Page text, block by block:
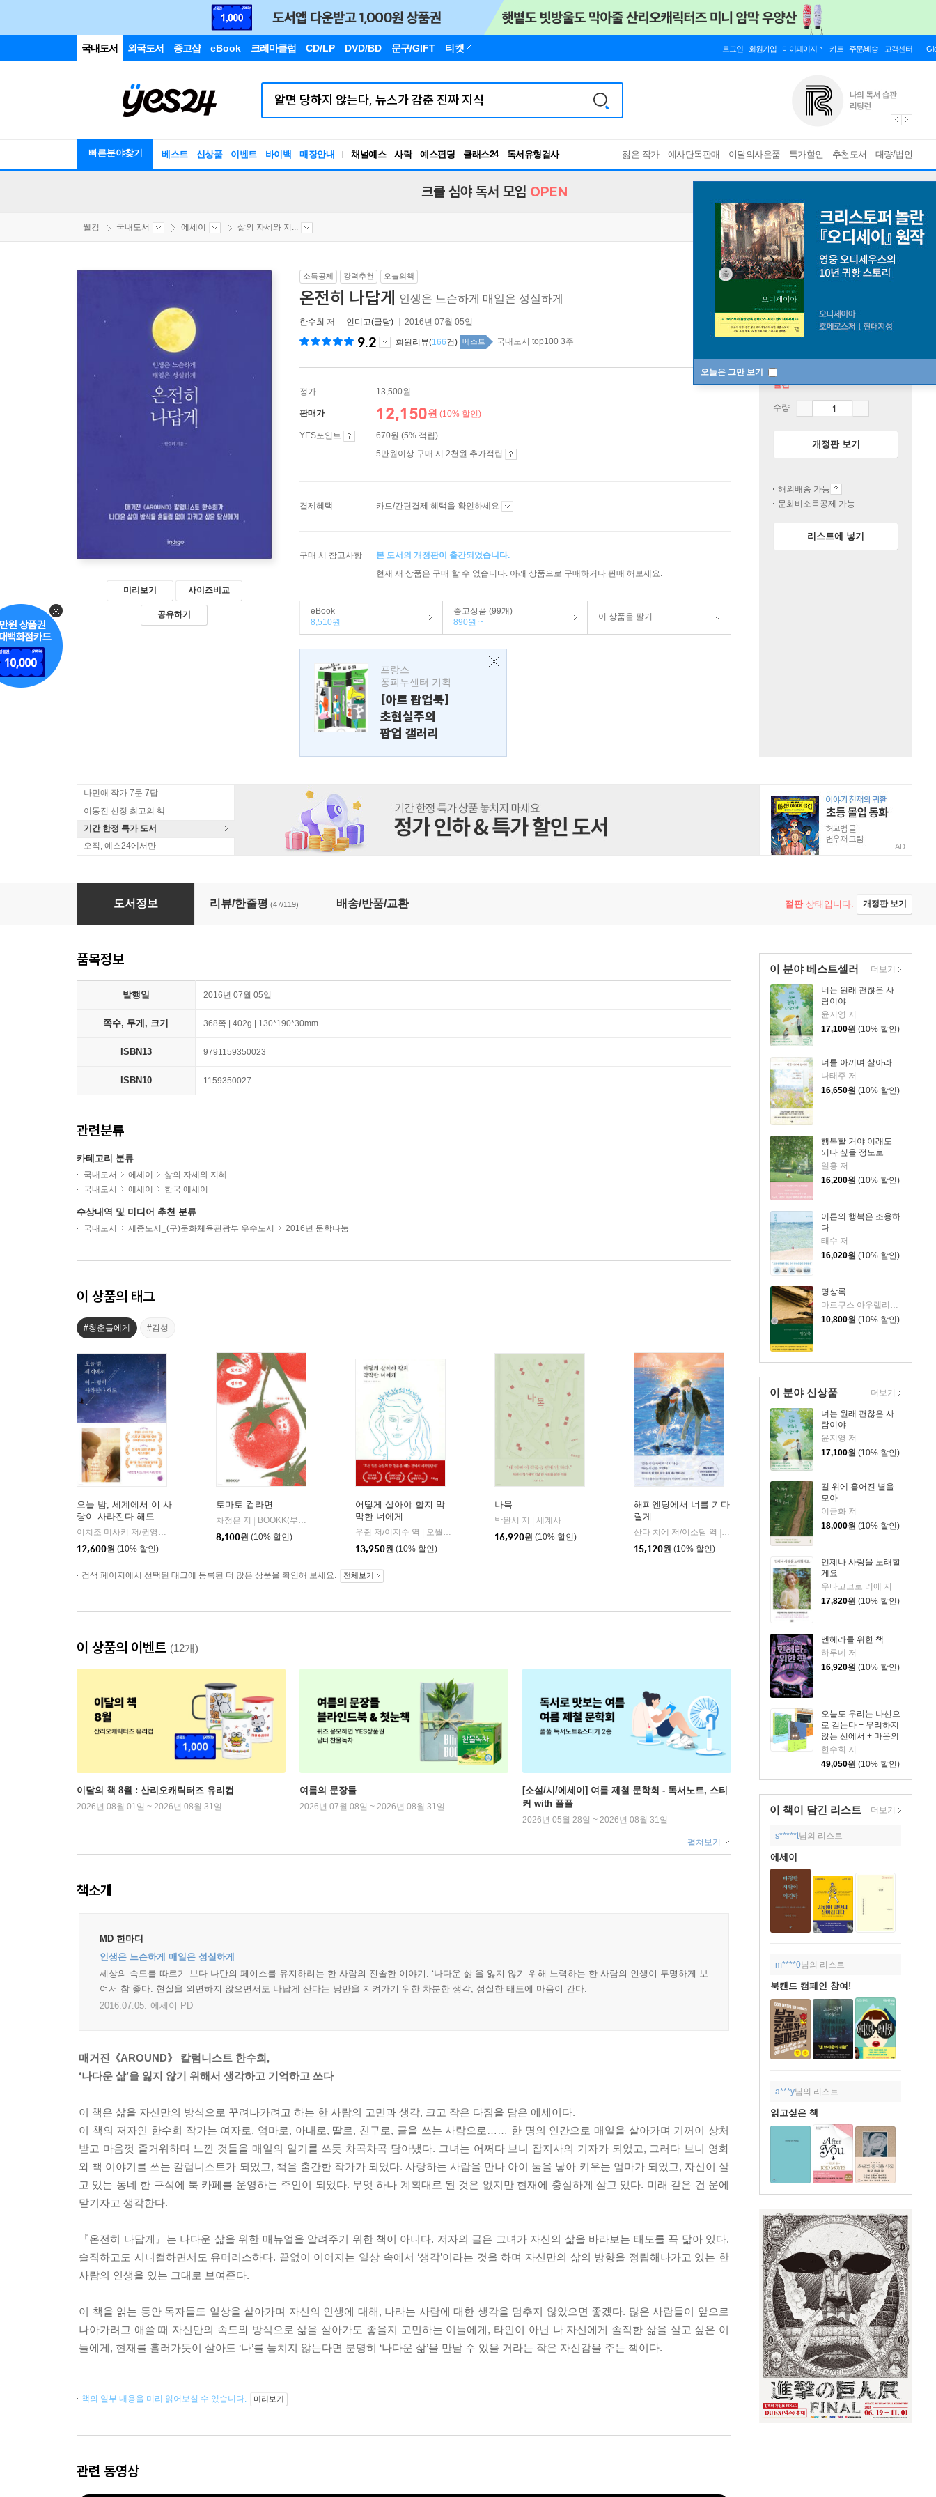
국내도서 외국도서 중고샵 eBook 크레마클럽 CD/LP DVD/BD 문구/GIFT 티켓 로그인 회원가입 마이페이지 카트 주문/배송 고객센터
빠른분야찾기 베스트 신상품 이벤트 바이백 매장안내 채널예스 사락 예스펀딩 클래스24
RBTI Lab
독서유형검사
젊은 작가 예사단독판매 이달의사은품 특가할인 추천도서 대량/법인
오늘은 그만 보기
크클 심야 독서 모임 OPEN
웰컴 국내도서 에세이 삶의 자세와 지...
미리보기 사이즈비교
공유하기
소득공제 강력추천 오늘의책
온전히 나답게 인생은 느슨하게 매일은 성실하게
한수희 저 인디고(글담) 2016년 07월 05일
9.2 회원리뷰(166건) 베스트 국내도서 top100 3주
정가 13,500원
판매가 12,150원 (10% 할인)
YES포인트
670원 (5% 적립)
5만원이상 구매 시 2천원 추가적립
결제혜택 카드/간편결제 혜택을 확인하세요
구매 시 참고사항
본 도서의 개정판이 출간되었습니다.
현재 새 상품은 구매 할 수 없습니다. 아래 상품으로 구매하거나 판매 해보세요.
eBook
8,510원
중고상품 (99개)
890원 ~
이 상품을 팔기
프랑스
퐁피두센터 기획
[아트 팝업북]
초현실주의
팝업 갤러리
절판
수량
개정판 보기
해외배송 가능
문화비소득공제 가능
리스트에 넣기
나민애 작가 7문 7답
이동진 선정 최고의 책
기간 한정 특가 도서
오직, 예스24에서만
AD
온전히 나답게
도서정보 리뷰/한줄평 (47/119) 배송/반품/교환 절판상태입니다. 개정판 보기
이 분야 베스트셀러
너는 원래 괜찮은 사
람이야
윤지영 저
17,100원 (10% 할인)
너를 아끼며 살아라
나태주 저
16,650원 (10% 할인)
행복할 거야 이래도
되나 싶을 정도로
일홍 저
16,200원 (10% 할인)
어른의 행복은 조용하
다
태수 저
16,020원 (10% 할인)
명상록
마르쿠스 아우렐리우스 저/박문재 역
10,800원 (10% 할인)
더보기
이 분야 신상품
너는 원래 괜찮은 사
람이야
윤지영 저
17,100원 (10% 할인)
길 위에 흩어진 별을
모아
이금화 저
18,000원 (10% 할인)
언제나 사랑을 노래할
게요
우타고코로 리에 저
17,820원 (10% 할인)
멘헤라를 위한 책
하루네 저
16,920원 (10% 할인)
오늘도 우리는 나선으
로 걷는다 + 무리하지
않는 선에서 + 마음의
문제 세트
한수희 저
49,050원 (10% 할인)
더보기
이 책이 담긴 리스트 더보기
s*****t님의 리스트
에세이
m****0님의 리스트
북캔드 캠페인 참여!
a***y님의 리스트
읽고싶은 책
품목정보
발행일 2016년 07월 05일
쪽수, 무게, 크기 368쪽 | 402g | 130*190*30mm
ISBN13 9791159350023
ISBN10 1159350027
관련분류
카테고리 분류
국내도서 에세이
삶의 자세와 지혜
국내도서
에세이 한국 에세이
수상내역 및 미디어 추천 분류
국내도서 세종도서_(구)문화체육관광부 우수도서 2016년 문학나눔
이 상품의 태그
#청춘들에게 #감성
오늘 밤, 세계에서 이 사
랑이 사라진다 해도
이치조 미사키 저/권영주 역
12,600원 (10% 할인)
토마토 컵라면
차정은 저
BOOKK(부크크)
8,100원 (10% 할인)
어떻게 살아야 할지 막
막한 너에게
우쥔 저/이지수 역
오월구일
13,950원 (10% 할인)
나목
박완서 저
세계사
16,920원 (10% 할인)
해피엔딩에서 너를 기다
릴게
산다 치에 저/이소담 역
알에이치코리아(RHK)
15,120원 (10% 할인)
검색 페이지에서 선택된 태그에 등록된 더 많은 상품을 확인해 보세요. 전체보기
이 상품의 이벤트 (12개)
이달의 책 8월 : 산리오캐릭터즈 유리컵
2026년 08월 01일 ~ 2026년 08월 31일
여름의 문장들
2026년 07월 08일 ~ 2026년 08월 31일
[소설/시/에세이] 여름 제철 문학회 - 독서노트, 스티
커 with 풀풀
2026년 05월 28일 ~ 2026년 08월 31일
펼쳐보기
책소개
MD 한마디
인생은 느슨하게 매일은 성실하게
세상의 속도를 따르기 보다 나만의 페이스를 유지하려는 한 사람의 진솔한 이야기. ‘나다운 삶’을 잃지 않기 위해 노력하는 한 사람의 인생이 투명하게 보
여서 참 좋다. 현실을 외면하지 않으면서도 나답게 산다는 낭만을 지켜가기 위한 차분한 생각, 성실한 태도에 마음이 간다.
2016.07.05. 에세이 PD
매거진《AROUND》 칼럼니스트 한수희,
‘나다운 삶’을 잃지 않기 위해서 생각하고 기억하고 쓰다
이 책은 삶을 자신만의 방식으로 꾸려나가려고 하는 한 사람의 고민과 생각, 크고 작은 다짐을 담은 에세이다.
이 책의 저자인 한수희 작가는 여자로, 엄마로, 아내로, 딸로, 친구로, 글을 쓰는 사람으로…… 한 명의 인간으로 매일을 살아가며 기꺼이 상처
받고 마음껏 즐거워하며 느낀 것들을 매일의 일기를 쓰듯 차곡차곡 담아냈다. 그녀는 어쩌다 보니 잡지사의 기자가 되었고, 그러다 보니 영화
와 책 이야기를 쓰는 칼럼니스트가 되었고, 책을 출간한 작가가 되었다. 사랑하는 사람을 만나 아이 둘을 낳아 키우는 엄마가 되었고, 자신이 살
고 있는 동네 한 구석에 북 카페를 운영하는 주인이 되었다. 무엇 하나 계획대로 된 것은 없지만 현재에 충실하게 살고 있다. 미래 같은 건 운에
맡기자고 생각한다.
『온전히 나답게』는 나다운 삶을 위한 매뉴얼을 알려주기 위한 책이 아니다. 저자의 글은 그녀가 자신의 삶을 바라보는 태도를 꼭 닮아 있다.
솔직하고도 시니컬하면서도 유머러스하다. 끝없이 이어지는 일상 속에서 ‘생각’이라는 것을 하며 자신만의 삶의 방향을 정립해나가고 있는 한
사람의 인생을 있는 그대로 보여준다.
이 책을 읽는 동안 독자들도 일상을 살아가며 자신의 인생에 대해, 나라는 사람에 대한 생각을 멈추지 않았으면 좋겠다. 많은 사람들이 앞으로
나아가려고 애쓸 때 자신만의 속도와 방식으로 삶을 살아가도 좋을지 고민하는 이들에게, 타인이 아닌 나 자신에게 솔직한 삶을 살고 싶은 이
들에게, 현재를 흘러가듯이 살아도 ‘나’를 놓치지 않는다면 분명히 ‘나다운 삶’을 만날 수 있을 거라는 작은 자신감을 주는 책이다.
책의 일부 내용을 미리 읽어보실 수 있습니다. 미리보기
관련 동영상